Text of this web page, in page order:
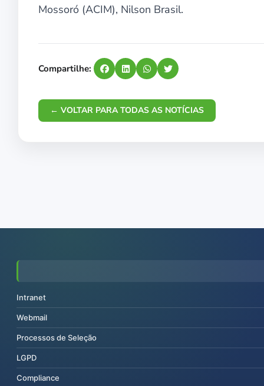
Mossoró (ACIM), Nilson Brasil.
Compartilhe:
← VOLTAR PARA TODAS AS NOTÍCIAS
Intranet
Webmail
Processos de Seleção
LGPD
Compliance